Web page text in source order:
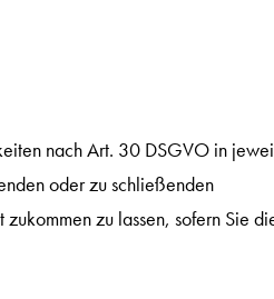
nach Art. 30 DSGVO in
oder zu schließenden
zu lassen, sofern Sie